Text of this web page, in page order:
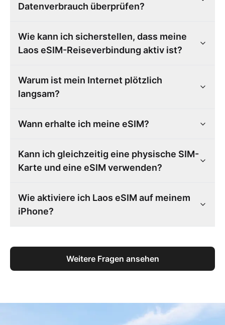
Datenverbrauch überprüfen?
Wie kann ich sicherstellen, dass meine
Laos eSIM-Reiseverbindung aktiv ist?
Warum ist mein Internet plötzlich
langsam?
Wann erhalte ich meine eSIM?
Kann ich gleichzeitig eine physische SIM-
Karte und eine eSIM verwenden?
Wie aktiviere ich Laos eSIM auf meinem
iPhone?
Weitere Fragen ansehen